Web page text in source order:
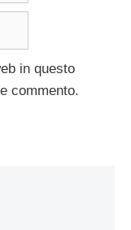
in questo
commento.